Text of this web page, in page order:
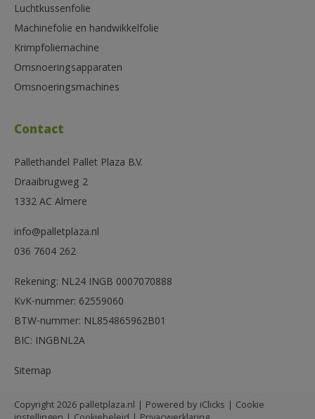
Luchtkussenfolie
Machinefolie en handwikkelfolie
Krimpfoliemachine
Omsnoeringsapparaten
Omsnoeringsmachines
Contact
Pallethandel Pallet Plaza B.V.
Draaibrugweg 2
1332 AC Almere
info@palletplaza.nl
036 7604 262
Rekening: NL24 INGB 0007070888
KvK-nummer: 62559060
BTW-nummer: NL854865962B01
BIC: INGBNL2A
Sitemap
Copyright 2026 palletplaza.nl | Powered by iClicks | Cookie